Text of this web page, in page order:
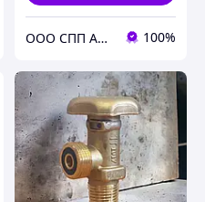
ООО СПП АВТОГЕН 100%